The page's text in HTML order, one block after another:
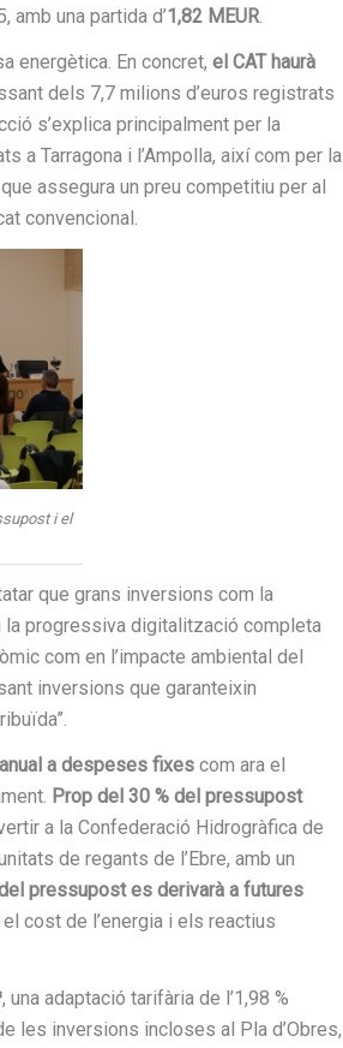
una partida d’1,82 MEUR.
energètica. En concret, el CAT haurà
dels 7,7 milions d’euros registrats
s’explica principalment per la
a Tarragona i l’Ampolla, així com per la
assegura un preu competitiu per al
convencional.
i el
que grans inversions com la
progressiva digitalització completa
com en l’impacte ambiental del
inversions que garanteixin
a despeses fixes com ara el
Prop del 30 % del pressupost
a la Confederació Hidrogràfica de
de regants de l’Ebre, amb un
pressupost es derivarà a futures
cost de l’energia i els reactius
, una adaptació tarifària de l’1,98 %
les inversions incloses al Pla d’Obres,